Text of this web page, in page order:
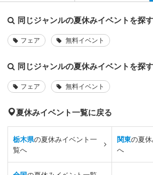
同じジャンルの夏休みイベントを探す
フェア 無料イベント
同じジャンルの夏休みイベントを探す
フェア 無料イベント
夏休みイベント一覧に戻る
栃木県の夏休みイベント一
覧へ
関東の夏
へ